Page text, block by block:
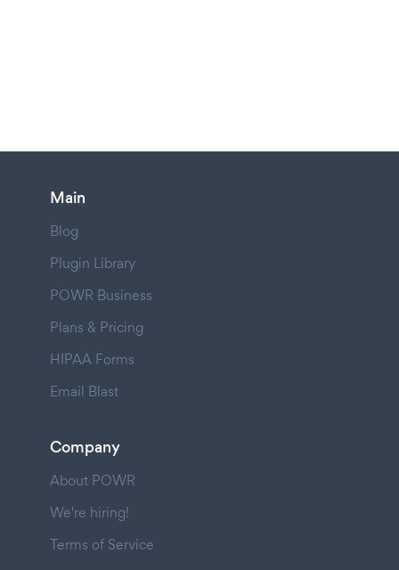
Main
Blog
Plugin Library
POWR Business
Plans & Pricing
HIPAA Forms
Email Blast
Company
About POWR
We're hiring!
Terms of Service